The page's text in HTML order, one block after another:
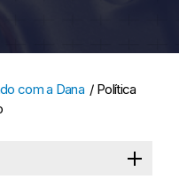
com a Dana / Política